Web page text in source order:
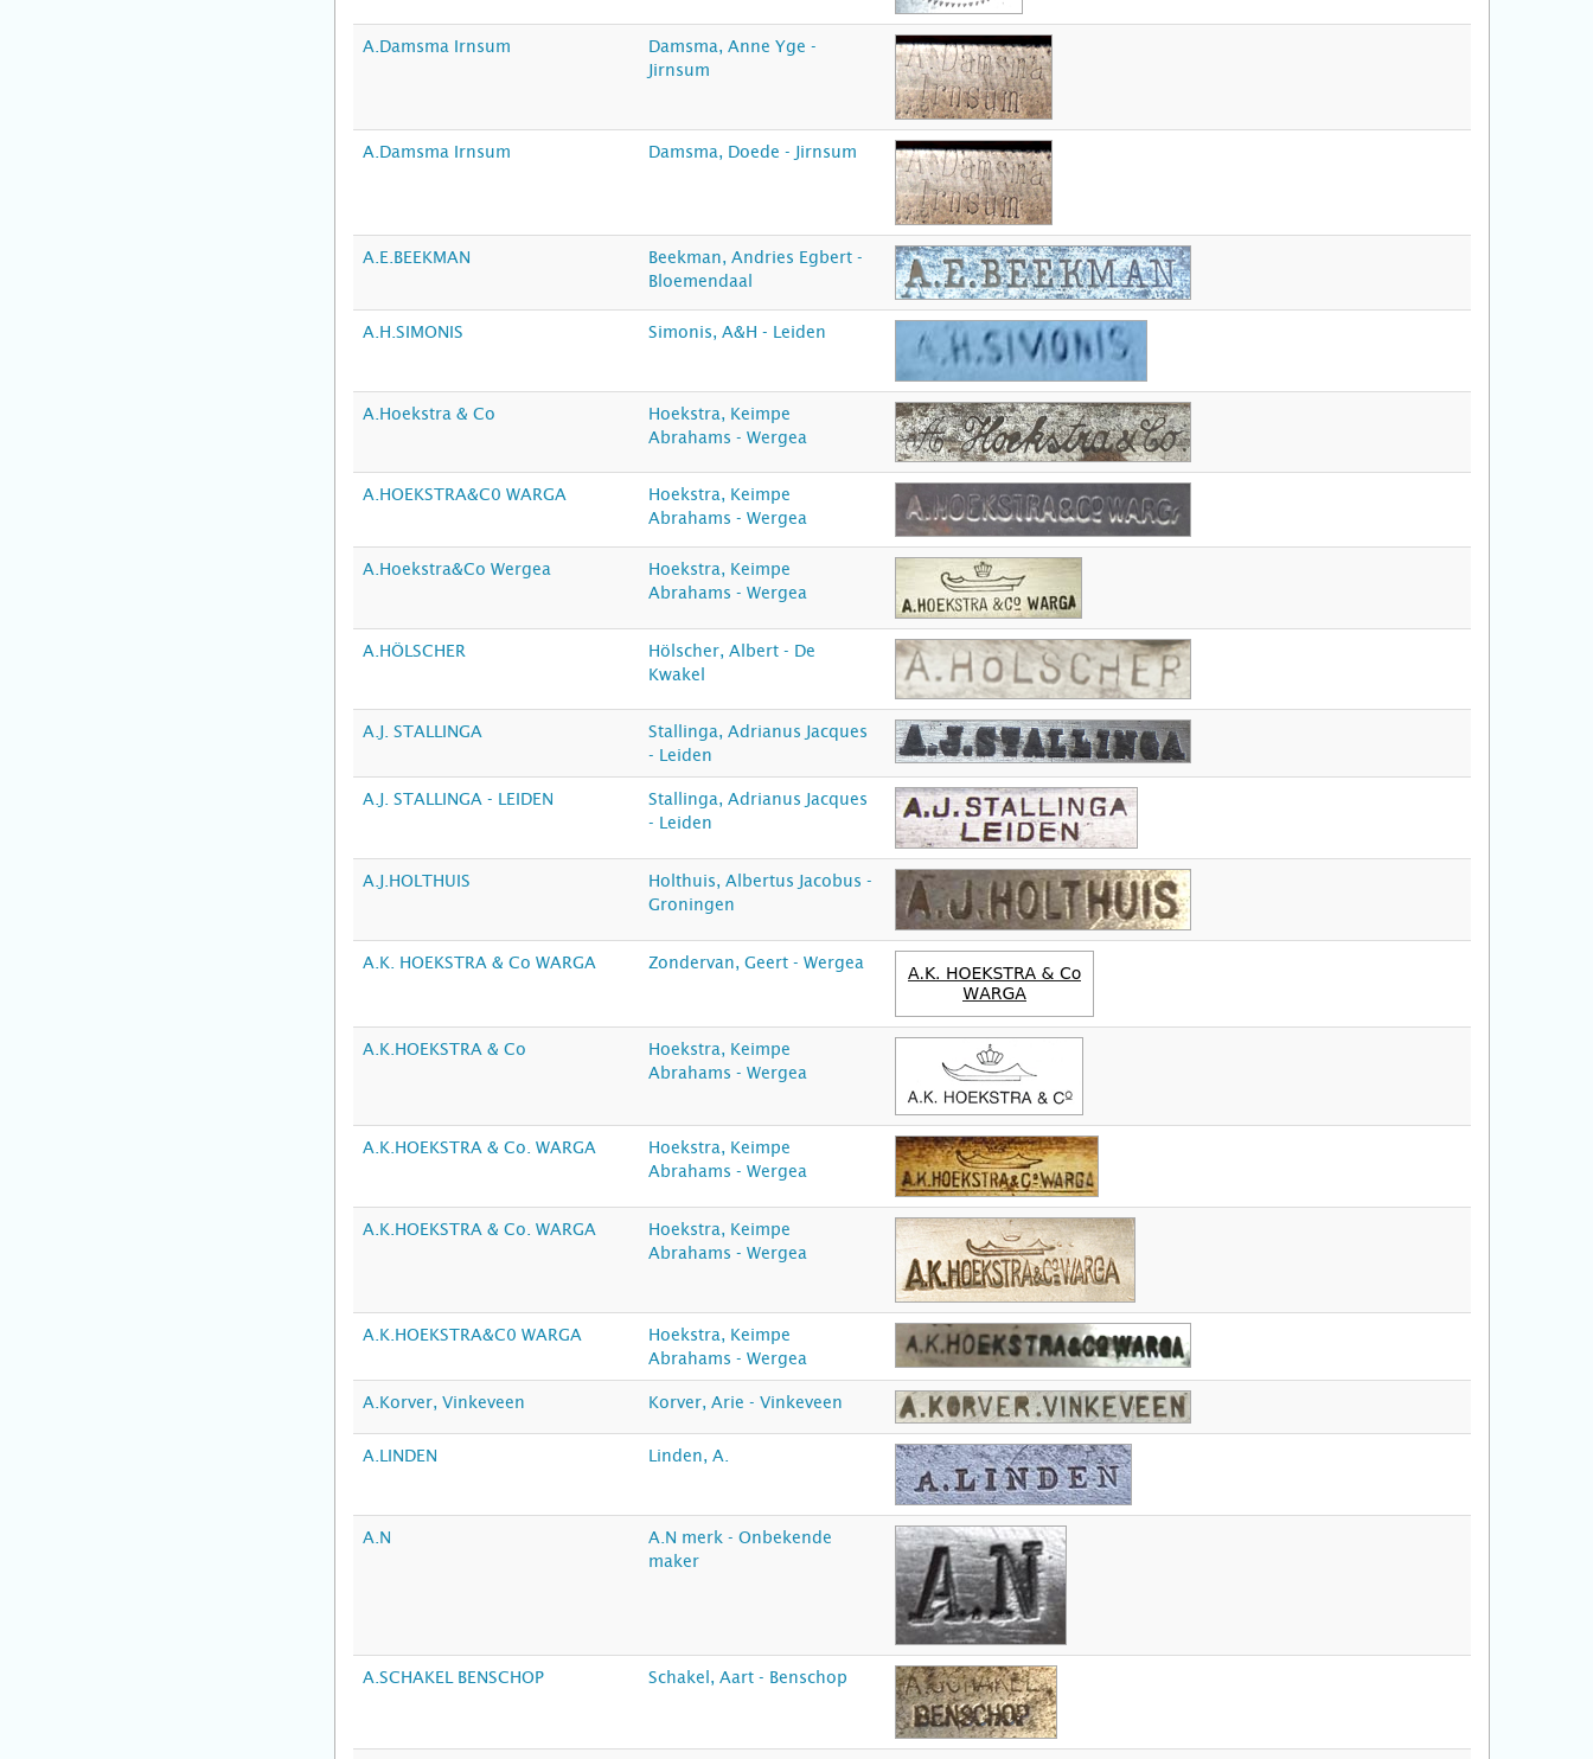
A.Damsma Irnsum
Damsma, Anne Yge -
Jirnsum
A.Damsma Irnsum Damsma, Doede - Jirnsum
A.E.BEEKMAN
Beekman, Andries Egbert -
Bloemendaal
A.H.SIMONIS Simonis, A&H - Leiden
A.Hoekstra & Co
Hoekstra, Keimpe
Abrahams - Wergea
A.HOEKSTRA&C0 WARGA
Hoekstra, Keimpe
Abrahams - Wergea
A.Hoekstra&Co Wergea
Hoekstra, Keimpe
Abrahams - Wergea
A.HÖLSCHER
Hölscher, Albert - De
Kwakel
A.J. STALLINGA
Stallinga, Adrianus Jacques
- Leiden
A.J. STALLINGA - LEIDEN
Stallinga, Adrianus Jacques
- Leiden
A.J.HOLTHUIS
Holthuis, Albertus Jacobus -
Groningen
A.K. HOEKSTRA & Co WARGA Zondervan, Geert - Wergea
A.K.HOEKSTRA & Co
Hoekstra, Keimpe
Abrahams - Wergea
A.K.HOEKSTRA & Co. WARGA
Hoekstra, Keimpe
Abrahams - Wergea
A.K.HOEKSTRA & Co. WARGA
Hoekstra, Keimpe
Abrahams - Wergea
A.K.HOEKSTRA&C0 WARGA
Hoekstra, Keimpe
Abrahams - Wergea
A.Korver, Vinkeveen Korver, Arie - Vinkeveen
A.LINDEN Linden, A.
A.N
A.N merk - Onbekende
maker
A.SCHAKEL BENSCHOP Schakel, Aart - Benschop